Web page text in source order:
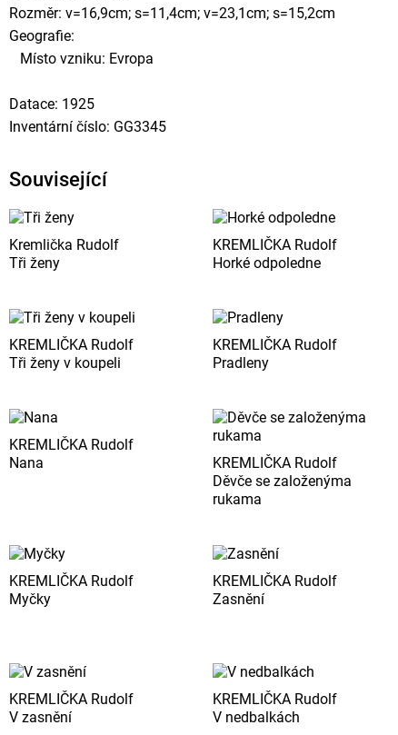
Rozměr: v=16,9cm; s=11,4cm; v=23,1cm; s=15,2cm
Geografie:
Místo vzniku: Evropa
Datace: 1925
Inventární číslo: GG3345
Související
Kremlička Rudolf
Tři ženy
KREMLIČKA Rudolf
Horké odpoledne
KREMLIČKA Rudolf
Tři ženy v koupeli
KREMLIČKA Rudolf
Pradleny
KREMLIČKA Rudolf
Nana
KREMLIČKA Rudolf
Děvče se založenýma
rukama
KREMLIČKA Rudolf
Myčky
KREMLIČKA Rudolf
Zasnění
KREMLIČKA Rudolf
V zasnění
KREMLIČKA Rudolf
V nedbalkách